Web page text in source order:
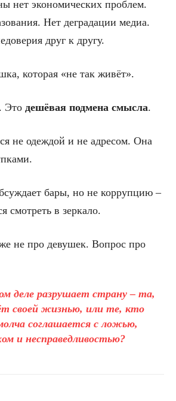
нет экономических проблем.
Нет деградации медиа.
друг к другу.
которая «не так живёт».
Это дешёвая подмена смысла.
не одеждой и не адресом. Она
бары, но не коррупцию –
смотреть в зеркало.
не про девушек. Вопрос про
деле разрушает страну – та,
своей жизнью, или те, кто
соглашается с ложью,
и несправедливостью?